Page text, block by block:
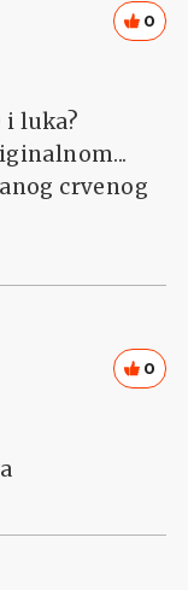
0
i luka?
crvenog
0